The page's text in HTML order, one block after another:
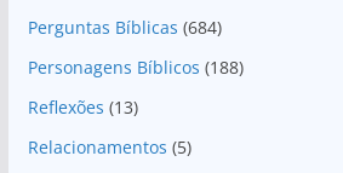
Perguntas Bíblicas (684)
Personagens Bíblicos (188)
Reflexões (13)
Relacionamentos (5)